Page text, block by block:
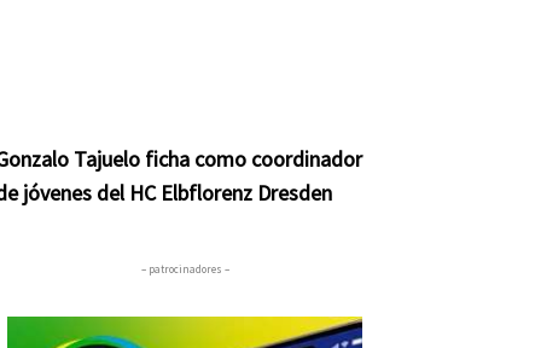
Tajuelo ficha como coordinador
jóvenes del HC Elbflorenz Dresden
– patrocinadores –